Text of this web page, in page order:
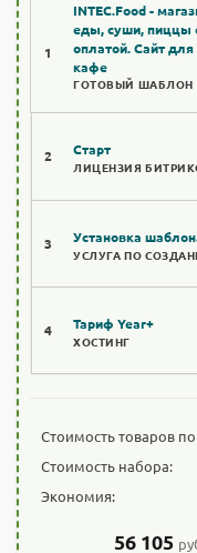
1
INTEC.Food -
еды, суши, пиццы
оплатой. Сайт для
кафе
ГОТОВЫЙ ШАБЛОН
2 Старт
ЛИЦЕНЗИЯ
3 Установка
УСЛУГА ПО
4 Тариф Year+
ХОСТИНГ
Стоимость товаров
Стоимость набора:
Экономия:
56 105